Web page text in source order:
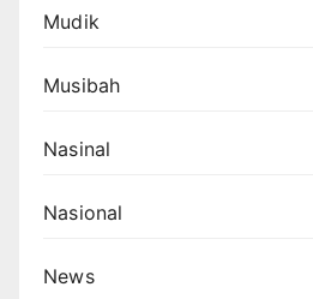
Mudik
Musibah
Nasinal
Nasional
News